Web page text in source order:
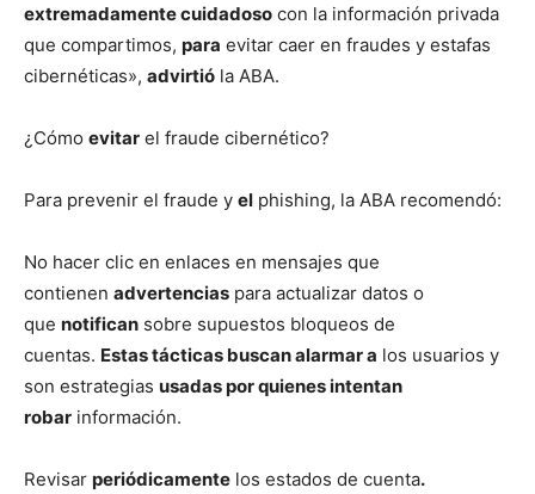
extremadamente cuidadoso con la información privada
que compartimos, para evitar caer en fraudes y estafas
cibernéticas», advirtió la ABA.
¿Cómo evitar el fraude cibernético?
Para prevenir el fraude y el phishing, la ABA recomendó:
No hacer clic en enlaces en mensajes que
contienen advertencias para actualizar datos o
que notifican sobre supuestos bloqueos de
cuentas. Estas tácticas buscan alarmar a los usuarios y
son estrategias usadas por quienes intentan
robar información.
Revisar periódicamente los estados de cuenta.